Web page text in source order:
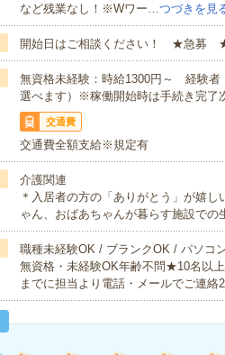
など残業なし！※Wワー…つづきを見
開始日はご相談ください！ ★急募 ★
無資格未経験：時給1300円～ 経験
選べます）※稼働開始時は手続き完了
交通費
交通費全額支給※規定有
介護関連
＊入居者の方の「ありがとう」が嬉
ゃん、おばあちゃんが暮らす施設で
職種未経験OK / ブランクOK / パソコ
無資格・未経験OK年齢不問★10名以
までに担当より電話・メールでご連